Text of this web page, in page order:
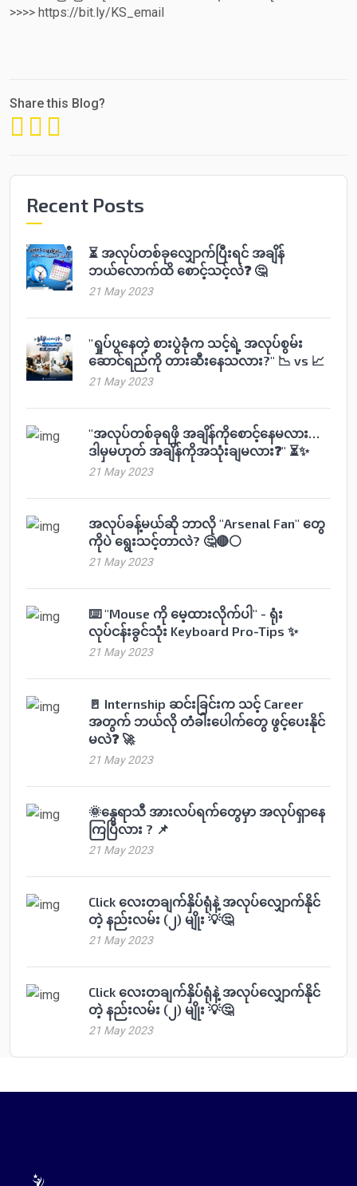
>>>> https://bit.ly/KS_email
Share this Blog?
Recent Posts
⏳ အလုပ်တစ်ခုလျှောက်ပြီးရင် အချိန်
ဘယ်လောက်ထိ စောင့်သင့်လဲ❓ 🤔
21 May 2023
"ရှုပ်ပွနေတဲ့ စားပွဲခုံက သင့်ရဲ့ အလုပ်စွမ်း
ဆောင်ရည်ကို တားဆီးနေသလား?" 📉 vs 📈
21 May 2023
"အလုပ်တစ်ခုရဖို အချိန်ကိုစောင့်နေမလား…
ဒါမှမဟုတ် အချိန်ကိုအသုံးချမလား❓" ⏳✨
21 May 2023
အလုပ်ခန့်မယ်ဆို ဘာလို "Arsenal Fan" တွေ
ကိုပဲ ရွေးသင့်တာလဲ? 🤔🔴⚪️
21 May 2023
⌨️ "Mouse ကို မေ့ထားလိုက်ပါ" - ရုံး
လုပ်ငန်းခွင်သုံး Keyboard Pro-Tips ✨
21 May 2023
🚪 Internship ဆင်းခြင်းက သင့် Career
အတွက် ဘယ်လို တံခါးပေါက်တွေ ဖွင့်ပေးနိုင်
မလဲ❓ 🚀
21 May 2023
🌞နွေရာသီ အားလပ်ရက်တွေမှာ အလုပ်ရှာနေ
ကြပြီလား ? 📌
21 May 2023
Click လေးတချက်နှိပ်ရုံနဲ့ အလုပ်လျှောက်နိုင်
တဲ့ နည်းလမ်း (၂) မျိုး 💡🤔
21 May 2023
Click လေးတချက်နှိပ်ရုံနဲ့ အလုပ်လျှောက်နိုင်
တဲ့ နည်းလမ်း (၂) မျိုး 💡🤔
21 May 2023